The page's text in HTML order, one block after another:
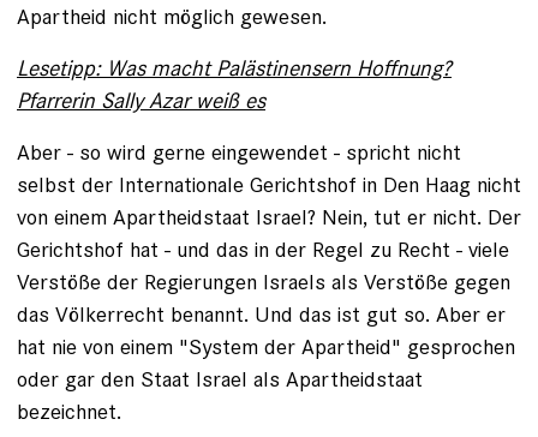
Apartheid nicht möglich gewesen.
Lesetipp: Was macht Palästinensern Hoffnung?
Pfarrerin Sally Azar weiß es
Aber - so wird gerne eingewendet - spricht nicht
selbst der Internationale Gerichtshof in Den Haag nicht
von einem Apartheidstaat Israel? Nein, tut er nicht. Der
Gerichtshof hat - und das in der Regel zu Recht - viele
Verstöße der Regierungen Israels als Verstöße gegen
das Völkerrecht benannt. Und das ist gut so. Aber er
hat nie von einem "System der Apartheid" gesprochen
oder gar den Staat Israel als Apartheidstaat
bezeichnet.